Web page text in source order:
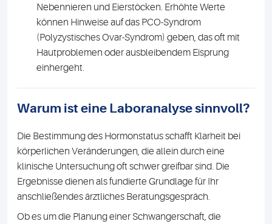
Nebennieren und Eierstöcken. Erhöhte Werte
können Hinweise auf das PCO-Syndrom
(Polyzystisches Ovar-Syndrom) geben, das oft mit
Hautproblemen oder ausbleibendem Eisprung
einhergeht.
Warum ist eine Laboranalyse sinnvoll?
Die Bestimmung des Hormonstatus schafft Klarheit bei
körperlichen Veränderungen, die allein durch eine
klinische Untersuchung oft schwer greifbar sind. Die
Ergebnisse dienen als fundierte Grundlage für Ihr
anschließendes ärztliches Beratungsgespräch.
Ob es um die Planung einer Schwangerschaft, die